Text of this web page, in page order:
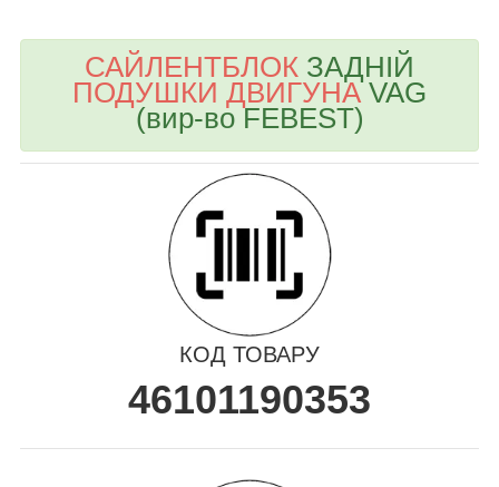
САЙЛЕНТБЛОК ЗАДНІЙ
ПОДУШКИ ДВИГУНАVAG
(вир-во FEBEST)
КОД ТОВАРУ
46101190353